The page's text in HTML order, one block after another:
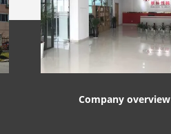
Company overview